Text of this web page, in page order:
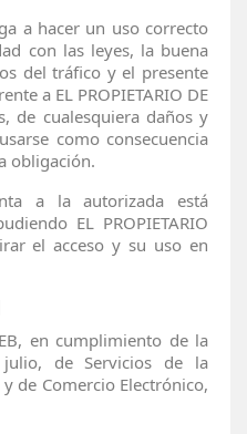
a hacer un uso correcto
con las leyes, la buena
del tráfico y el presente
a EL PROPIETARIO DE
de cualesquiera daños y
como consecuencia
obligación.
a la autorizada está
EL PROPIETARIO
el acceso y su uso en
en cumplimiento de la
de Servicios de la
de Comercio Electrónico,